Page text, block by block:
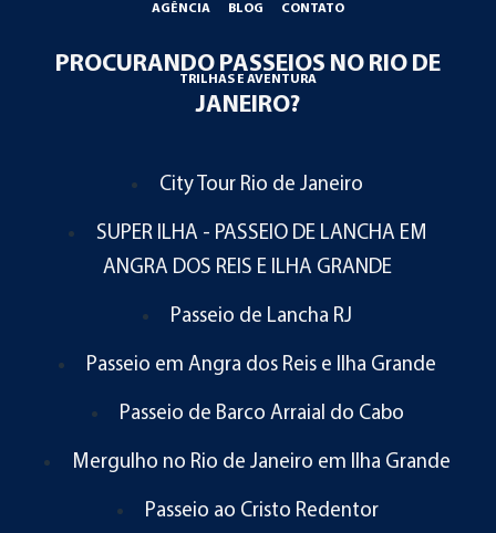
TRILHAS E AVENTURA
AGÊNCIA BLOG CONTATO
PROCURANDO PASSEIOS NO RIO DE
JANEIRO?
City Tour Rio de Janeiro
SUPER ILHA - PASSEIO DE LANCHA EM
ANGRA DOS REIS E ILHA GRANDE
Passeio de Lancha RJ
Passeio em Angra dos Reis e Ilha Grande
Passeio de Barco Arraial do Cabo
Mergulho no Rio de Janeiro em Ilha Grande
Passeio ao Cristo Redentor